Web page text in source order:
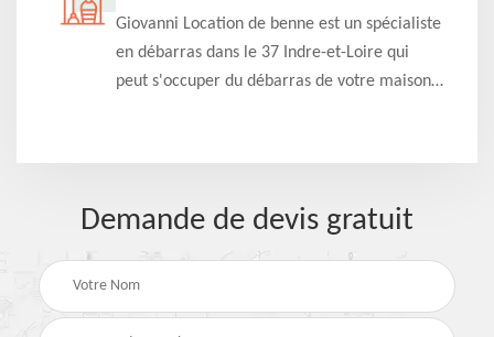
Giovanni Location de benne est un spécialiste
en débarras dans le 37 Indre-et-Loire qui
peut s'occuper du débarras de votre maison
Demande de devis gratuit